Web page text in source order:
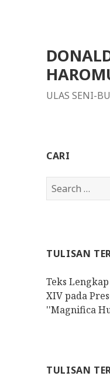
ULAS SENI-
CARI
S
e
h
o
r
:
TULISAN
Teks
XIV pada
''Magnifica
TULISAN